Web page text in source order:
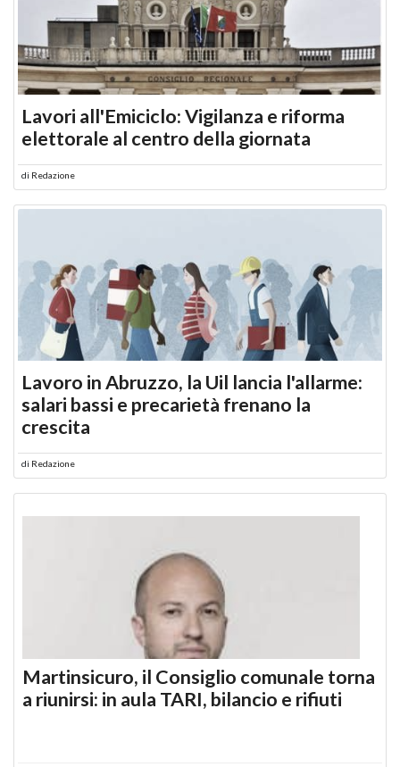
Lavori all'Emiciclo: Vigilanza e riforma
elettorale al centro della giornata
di Redazione
Lavoro in Abruzzo, la Uil lancia l'allarme:
salari bassi e precarietà frenano la
crescita
di Redazione
Martinsicuro, il Consiglio comunale torna
a riunirsi: in aula TARI, bilancio e rifiuti